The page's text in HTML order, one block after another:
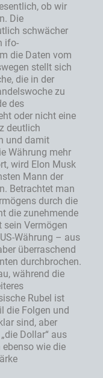
ob wir
Die
schwächer
ifo-
die Daten vom
stellt sich
die in der
zu
des
oder nicht eine
deutlich
und damit
Währung mehr
wird Elon Musk
Mann der
Betrachtet man
durch die
die zunehmende
sein Vermögen
Währung – aus
überraschend
durchbrochen.
während die
Rubel ist
die Folgen und
sind, aber
Dollar“ aus
wie die